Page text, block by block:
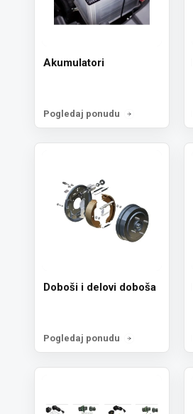
Akumulatori
Pogledaj ponudu
Doboši i delovi doboša
Pogledaj ponudu